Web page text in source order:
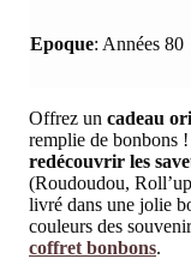
Offrez un cadeau
remplie de bonbons
redécouvrir les
(Roudoudou,
livré dans une jolie
couleurs des
coffret bonbons.
Epoque: Années 80